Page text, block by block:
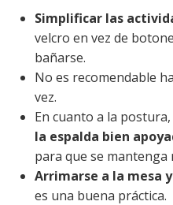
Simplificar las
velcro en vez de
bañarse.
No es recomendable
vez.
En cuanto a la
la espalda bien
para que se mantenga
Arrimarse a la mesa
es una buena práctica.